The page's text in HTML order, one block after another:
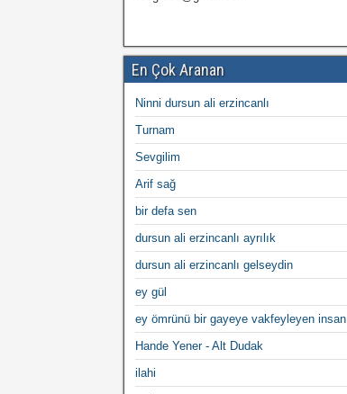
En Çok Aranan
Ninni dursun ali erzincanlı
Turnam
Sevgilim
Arif sağ
bir defa sen
dursun ali erzincanlı ayrılık
dursun ali erzincanlı gelseydin
ey gül
ey ömrünü bir gayeye vakfeyleyen insan
Hande Yener - Alt Dudak
ilahi